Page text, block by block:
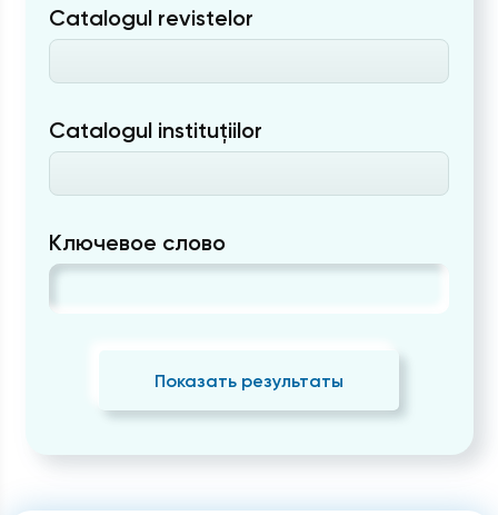
Catalogul revistelor
Catalogul instituțiilor
Ключевое слово
Показать результаты